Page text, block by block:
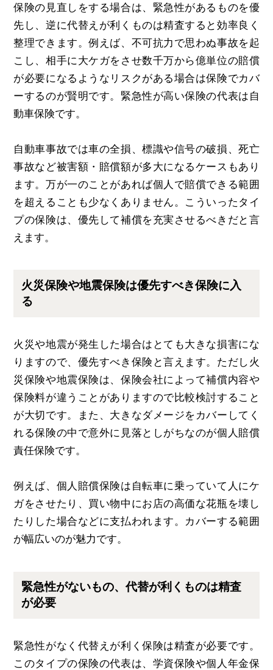
保険の見直しをする場合は、緊急性があるものを優
先し、逆に代替えが利くものは精査すると効率良く
整理できます。例えば、不可抗力で思わぬ事故を起
こし、相手に大ケガをさせ数千万から億単位の賠償
が必要になるようなリスクがある場合は保険でカバ
ーするのが賢明です。緊急性が高い保険の代表は自
動車保険です。
自動車事故では車の全損、標識や信号の破損、死亡
事故など被害額・賠償額が多大になるケースもあり
ます。万が一のことがあれば個人で賠償できる範囲
を超えることも少なくありません。こういったタイ
プの保険は、優先して補償を充実させるべきだと言
えます。
火災保険や地震保険は優先すべき保険に入
る
火災や地震が発生した場合はとても大きな損害にな
りますので、優先すべき保険と言えます。ただし火
災保険や地震保険は、保険会社によって補償内容や
保険料が違うことがありますので比較検討すること
が大切です。また、大きなダメージをカバーしてく
れる保険の中で意外に見落としがちなのが個人賠償
責任保険です。
例えば、個人賠償保険は自転車に乗っていて人にケ
ガをさせたり、買い物中にお店の高価な花瓶を壊し
たりした場合などに支払われます。カバーする範囲
が幅広いのが魅力です。
緊急性がないもの、代替が利くものは精査
が必要
緊急性がなく代替えが利く保険は精査が必要です。
このタイプの保険の代表は、学資保険や個人年金保